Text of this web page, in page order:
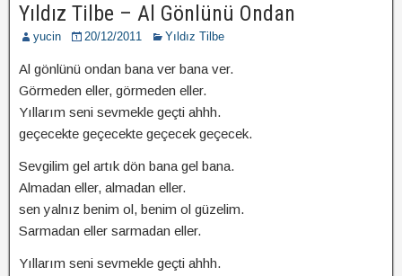
Yıldız Tilbe – Al Gönlünü Ondan
yucin 20/12/2011 Yıldız Tilbe
Al gönlünü ondan bana ver bana ver.
Görmeden eller, görmeden eller.
Yıllarım seni sevmekle geçti ahhh.
geçecekte geçecekte geçecek geçecek.
Sevgilim gel artık dön bana gel bana.
Almadan eller, almadan eller.
sen yalnız benim ol, benim ol güzelim.
Sarmadan eller sarmadan eller.
Yıllarım seni sevmekle geçti ahhh.